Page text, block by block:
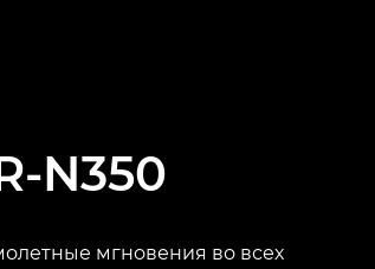
N350
мгновения во всех